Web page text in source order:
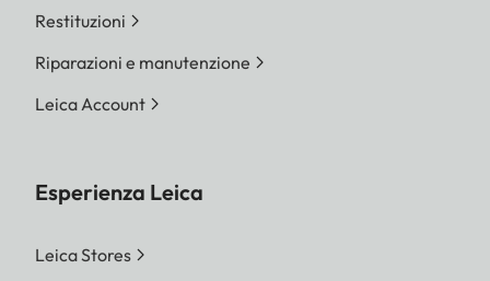
Restituzioni
Riparazioni e manutenzione
Leica Account
Esperienza Leica
Leica Stores